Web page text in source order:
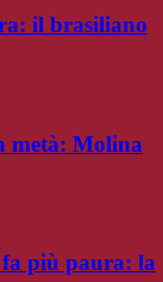
il brasiliano
metà: Molina
più paura: la